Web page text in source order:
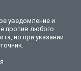
уведомление и
против любого
но при указании